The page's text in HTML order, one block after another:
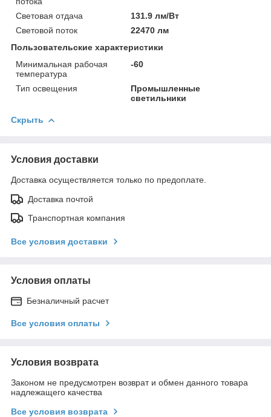
Световая отдача
131.9 лм/Вт
Световой поток
22470 лм
Пользовательские характеристики
Минимальная рабочая
температура
-60
Тип освещения
Промышленные
светильники
Скрыть
Условия доставки
Доставка осуществляется только по предоплате.
Доставка почтой
Транспортная компания
Все условия доставки
Условия оплаты
Безналичный расчет
Все условия оплаты
Условия возврата
Законом не предусмотрен возврат и обмен данного товара
надлежащего качества
Все условия возврата